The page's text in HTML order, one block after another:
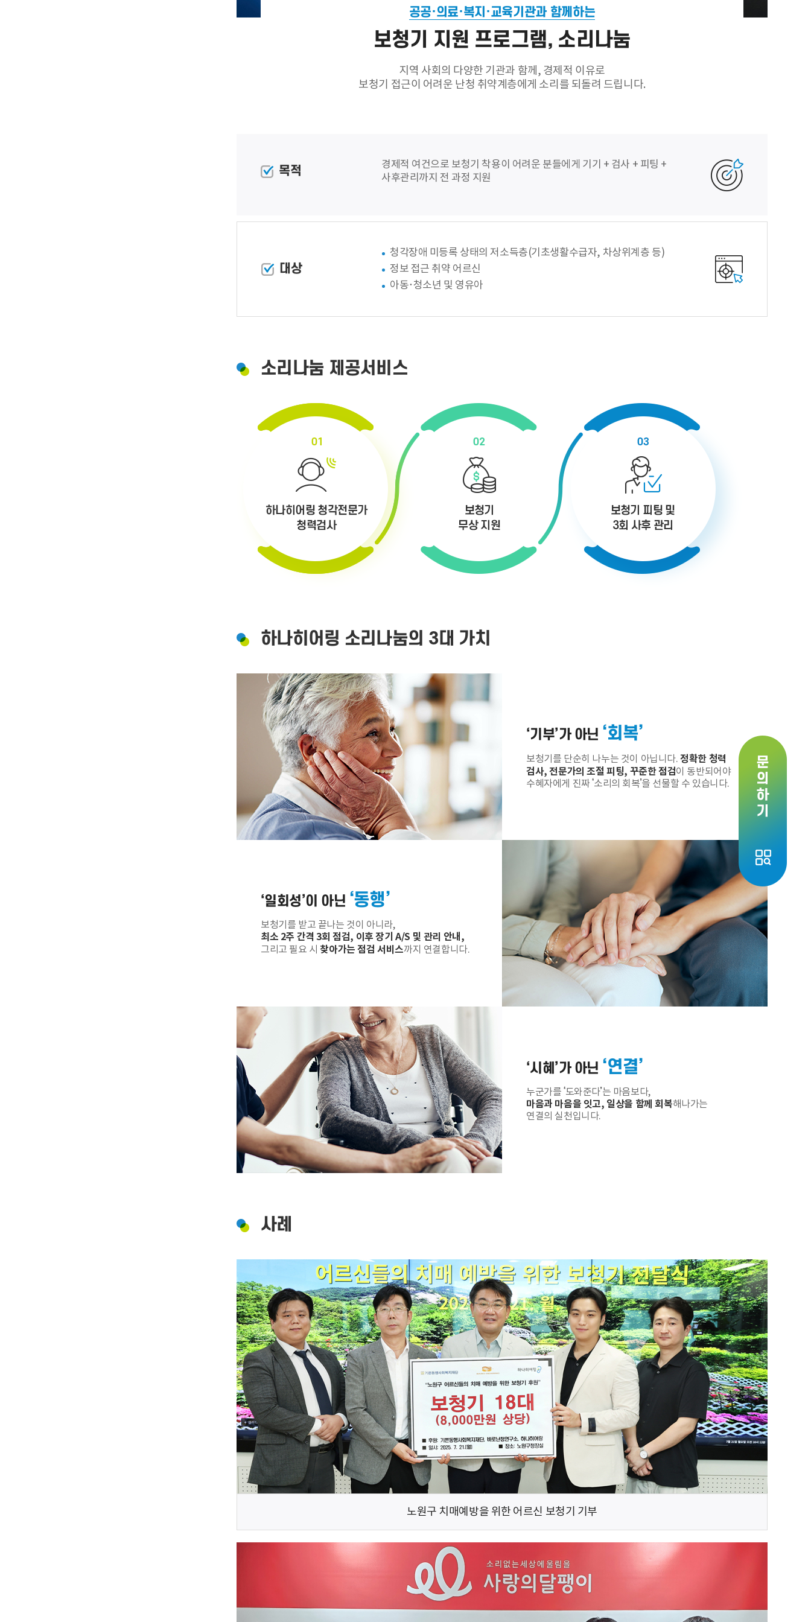
공공·의료·복지·교육기관과 함께하는
보청기 지원 프로그램, 소리나눔
지역 사회의 다양한 기관과 함께, 경제적 이유로
보청기 접근이 어려운 난청 취약계층에게 소리를 되돌려 드립니다.
목적
경제적 여건으로 보청기 착용이 어려운 분들에게 기기 + 검사 + 피팅 +
사후관리까지 전 과정 지원
대상
청각장애 미등록 상태의 저소득층(기초생활수급자, 차상위계층 등)
정보 접근 취약 어르신
아동·청소년 및 영유아
소리나눔 제공서비스
하나히어링 소리나눔의 3대 가치
‘기부’가 아닌 ‘회복’
보청기를 단순히 나누는 것이 아닙니다.정확한 청력
검사, 전문가의 조절 피팅, 꾸준한 점검이 동반되어야
수혜자에게 진짜 ‘소리의 회복’을 선물할 수 있습니다.
‘일회성’이 아닌 ‘동행’
보청기를 받고 끝나는 것이 아니라,
최소 2주 간격 3회 점검, 이후 장기 A/S 및 관리 안내,
그리고 필요 시찾아가는 점검 서비스까지 연결합니다.
‘시혜’가 아닌 ‘연결’
누군가를 ‘도와준다’는 마음보다,
마음과 마음을 잇고, 일상을 함께 회복해나가는
연결의 실천입니다.
사례
노원구 치매예방을 위한 어르신 보청기 기부
바로 예약하기
이름
연락처
센터
예약날짜
예약시간
분야
개인정보 수집, 이용에 동의합니다.